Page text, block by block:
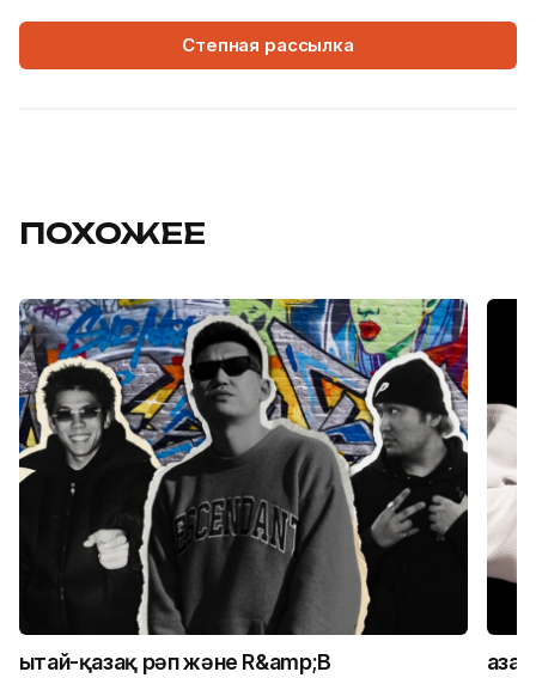
Степная рассылка
ПОХОЖЕЕ
Қытай-қазақ рәп және R&amp;B